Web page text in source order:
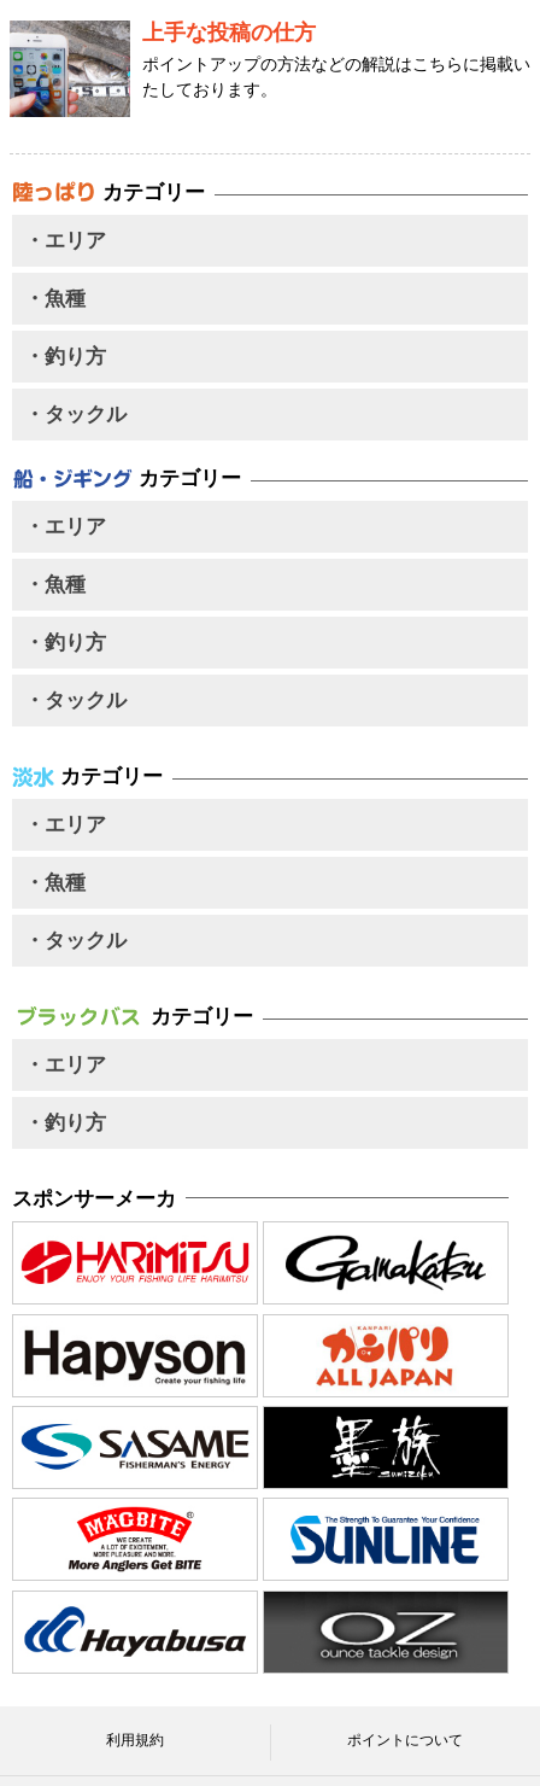
上手な投稿の仕方
ポイントアップの方法などの解説はこちらに掲載い
たしております。
カテゴリー
・エリア
・魚種
・釣り方
・タックル
カテゴリー
・エリア
・魚種
・釣り方
・タックル
カテゴリー
・エリア
・魚種
・タックル
カテゴリー
・エリア
・釣り方
スポンサーメーカ
利用規約 ポイントについて